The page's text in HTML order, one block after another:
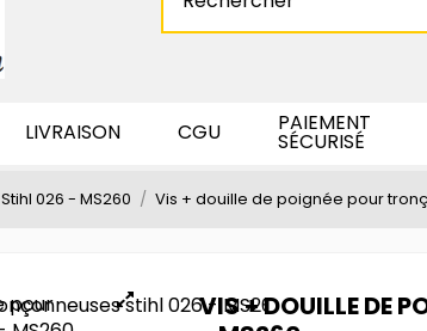
LIVRAISON CGU PAIEMENT
SÉCURISÉ
Stihl 026 - MS260 Vis + douille de poignée pour
VIS + DOUILLE DE